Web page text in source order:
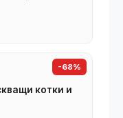
-68%
котки и